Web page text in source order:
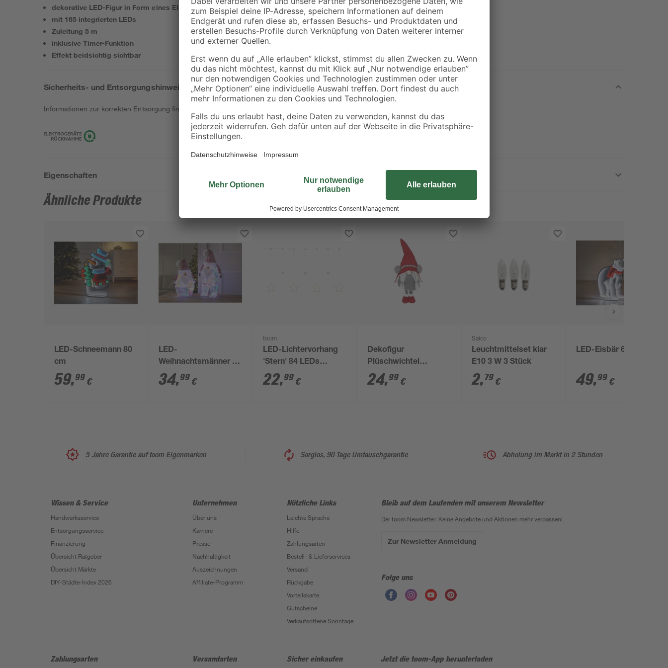
dekorative LED-Figur in Form eines Elchs
mit 165 integrierten LEDs
Zuleitung 5 m
inklusive Timer-Funktion
Effekt beidsichtig sichtbar
Sicherheits- und Entsorgungshinweise
Informationen zur korrekten Entsorgung findest du
Eigenschaften
Ähnliche Produkte
LED-Schneemann 80
cm
59,99 €
LED-
Weihnachtsmänner 30
cm
34,99 €
toom
LED-Lichtervorhang
'Stern' 84 LEDs
warmweiß 120 cm
22,99 €
Dekofigur
Plüschwichtel
ausziehbar 29-93 cm
24,99 €
Saico
Leuchtmittelset klar
E10 3 W 3 Stück
2,79 €
LED-Eisbär 60 cm
49,99 €
5 Jahre Garantie auf toom Eigenmarken Sorglos, 90 Tage Umtauschgarantie Abholung im Markt in 2 Stunden
Wissen & Service
Handwerksservice
Entsorgungsservice
Finanzierung
Übersicht Ratgeber
Übersicht Märkte
DIY-Städte-Index 2026
Unternehmen
Über uns
Karriere
Presse
Nachhaltigkeit
Auszeichnungen
Affiliate-Programm
Nützliche Links
Leichte Sprache
Hilfe
Zahlungsarten
Bestell- & Lieferservices
Versand
Rückgabe
Vorteilskarte
Gutscheine
Verkaufsoffene Sonntage
Bleib auf dem Laufenden mit unserem Newsletter
Der toom Newsletter: Keine Angebote und Aktionen mehr verpassen!
Zur Newsletter Anmeldung
Folge uns
Zahlungsarten Versandarten Sicher einkaufen Jetzt die toom-App herunterladen